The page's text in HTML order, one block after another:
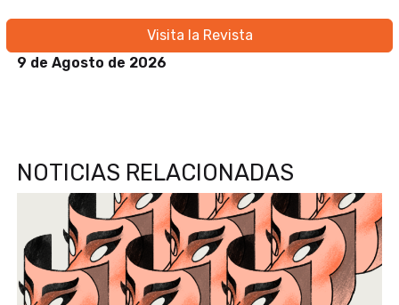
Visita la Revista
9 de Agosto de 2026
NOTICIAS RELACIONADAS